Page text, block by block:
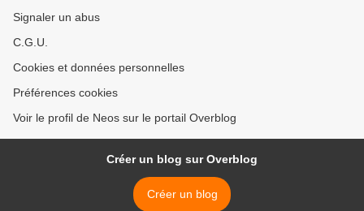
Signaler un abus
C.G.U.
Cookies et données personnelles
Préférences cookies
Voir le profil de Neos sur le portail Overblog
Créer un blog sur Overblog
Créer un blog